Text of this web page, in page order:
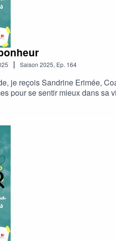
| Saison 2025, Ep. 164
je reçois Sandrine Erimée,
pour se sentir mieux dans
culture.Merci de votre